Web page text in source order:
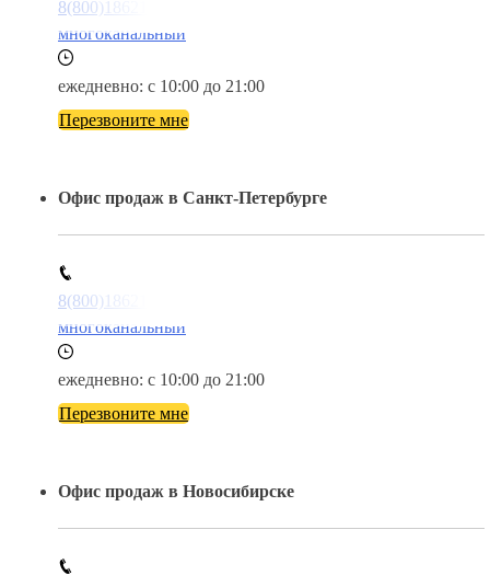
8(800)1862102
многоканальный
ежедневно: с 10:00 до 21:00
Перезвоните мне
Офис продаж в Санкт-Петербурге
8(800)1862102
многоканальный
ежедневно: с 10:00 до 21:00
Перезвоните мне
Офис продаж в Новосибирске